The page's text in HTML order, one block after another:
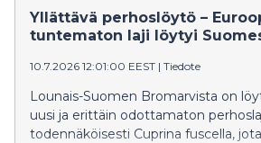
vaiheessa ne potilaat, joiden sairaus
aggressiivinen. Oulun yliopiston
pohjan uudenlaiselle
tehokkaimmat hoidot voidaan
Yllättävä perhoslöytö –
tuntematon laji löytyi
10.7.2026 12:01:00 EEST | Tiedote
Lounais-Suomen Bromarvista on
uusi ja erittäin odottamaton
todennäköisesti Cuprina fuscella,